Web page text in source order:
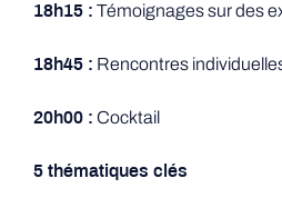
18h15 : Témoignages sur des
18h45 : Rencontres
20h00 : Cocktail
5 thématiques clés